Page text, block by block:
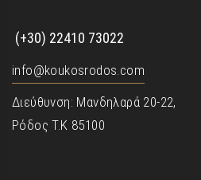
(+30) 22410 73022
info@koukosrodos.com
Διεύθυνση: Μανδηλαρά 20-22,
Ρόδος Τ.Κ 85100